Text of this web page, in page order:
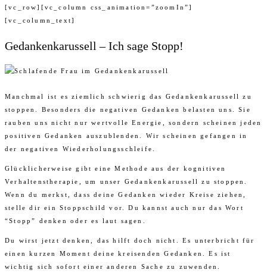
[vc_row][vc_column css_animation=”zoomIn”]
[vc_column_text]
Gedankenkarussell – Ich sage Stopp!
Manchmal ist es ziemlich schwierig das Gedankenkarussell zu
stoppen. Besonders die negativen Gedanken belasten uns. Sie
rauben uns nicht nur wertvolle Energie, sondern scheinen jeden
positiven Gedanken auszublenden. Wir scheinen gefangen in
der negativen Wiederholungsschleife.
Glücklicherweise gibt eine Methode aus der kognitiven
Verhaltenstherapie, um unser Gedankenkarussell zu stoppen.
Wenn du merkst, dass deine Gedanken wieder Kreise ziehen,
stelle dir ein Stoppschild vor. Du kannst auch nur das Wort
“Stopp” denken oder es laut sagen.
Du wirst jetzt denken, das hilft doch nicht. Es unterbricht für
einen kurzen Moment deine kreisenden Gedanken. Es ist
wichtig sich sofort einer anderen Sache zu zuwenden.